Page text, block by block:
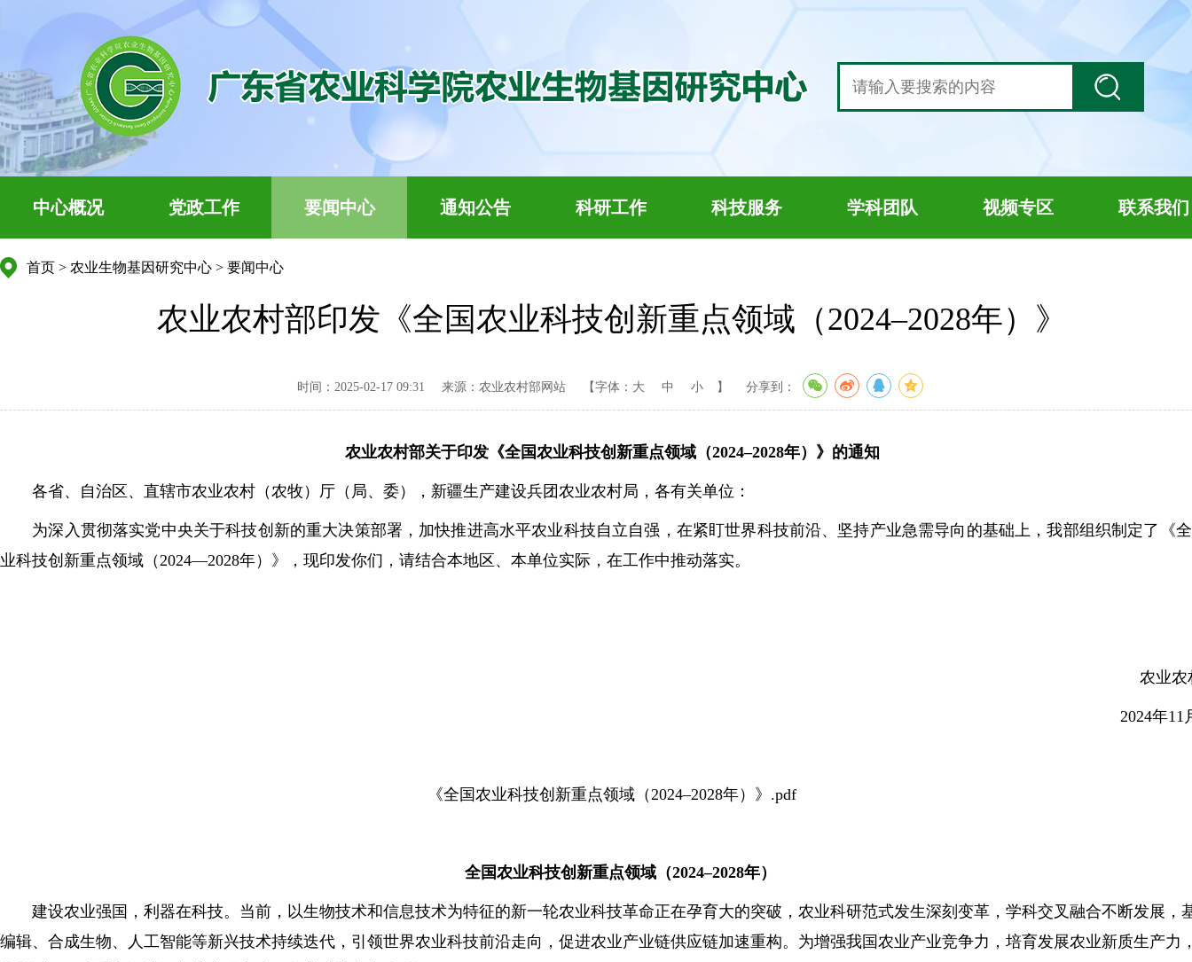
中心概况 党政工作 要闻中心 通知公告 科研工作 科技服务 学科团队 视频专区 联系我们
首页 > 农业生物基因研究中心 > 要闻中心
农业农村部印发《全国农业科技创新重点领域（2024–2028年）》
时间：2025-02-17 09:31 来源：农业农村部网站 【字体： 大 中 小 】 分享到：
农业农村部关于印发《全国农业科技创新重点领域（2024–2028年）》的通知
各省、自治区、直辖市农业农村（农牧）厅（局、委），新疆生产建设兵团农业农村局，各有关单位：
为深入贯彻落实党中央关于科技创新的重大决策部署，加快推进高水平农业科技自立自强，在紧盯世界科技前沿、坚持产业急需导向的基础上，我部组织制定了《
业科技创新重点领域（2024—2028年）》，现印发你们，请结合本地区、本单位实际，在工作中推动落实。
农业
2024年11
《全国农业科技创新重点领域（2024–2028年）》.pdf
全国农业科技创新重点领域（2024–2028年）
建设农业强国，利器在科技。当前，以生物技术和信息技术为特征的新一轮农业科技革命正在孕育大的突破，农业科研范式发生深刻变革，学科交叉融合不断发展，
编辑、合成生物、人工智能等新兴技术持续迭代，引领世界农业科技前沿走向，促进农业产业链供应链加速重构。为增强我国农业产业竞争力，培育发展农业新质生产力